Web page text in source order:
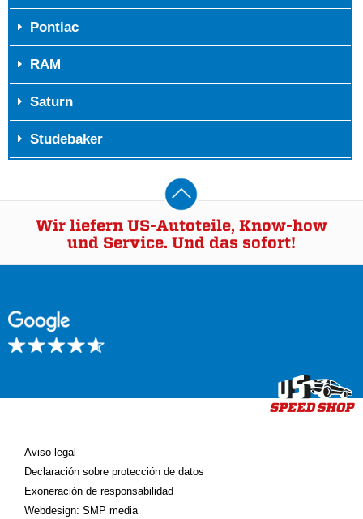
Pontiac
RAM
Saturn
Studebaker
Wir liefern US-Autoteile, Know-how
und Service. Und das sofort!
Aviso legal
Declaración sobre protección de datos
Exoneración de responsabilidad
Webdesign: SMP media